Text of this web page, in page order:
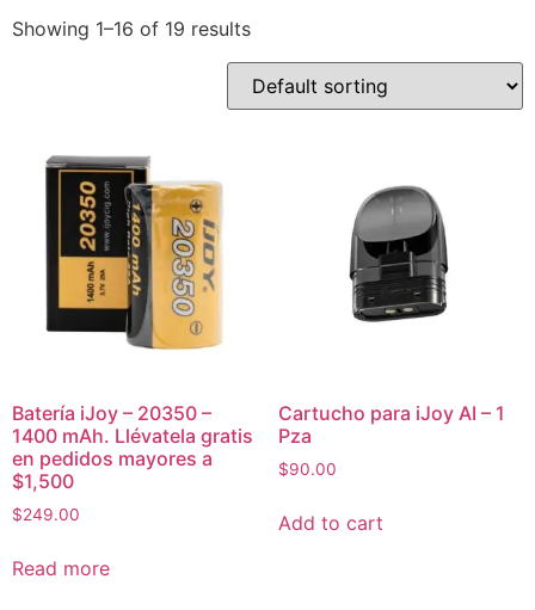
Showing 1–16 of 19 results
Batería iJoy – 20350 –
1400 mAh. Llévatela gratis
en pedidos mayores a
$1,500
$249.00
Read more
Cartucho para iJoy AI – 1
Pza
$90.00
Add to cart